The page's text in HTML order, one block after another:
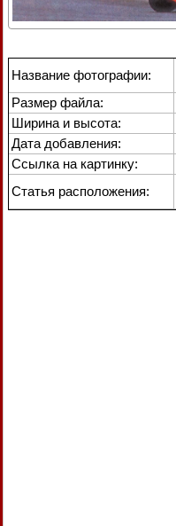
Название фотографии:
Размер файла:
Ширина и высота:
Дата добавления:
Ссылка на картинку:
Статья расположения: